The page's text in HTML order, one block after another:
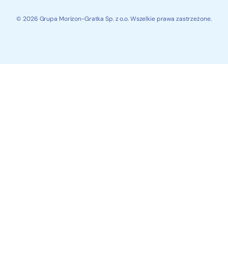
© 2026 Grupa Morizon-Gratka Sp. z o.o. Wszelkie prawa zastrzeżone.